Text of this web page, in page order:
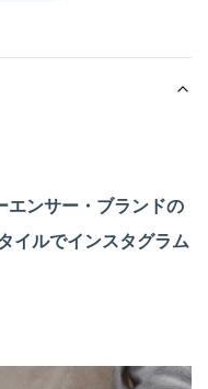
エンサー・ブランドの
イルでインスタグラム